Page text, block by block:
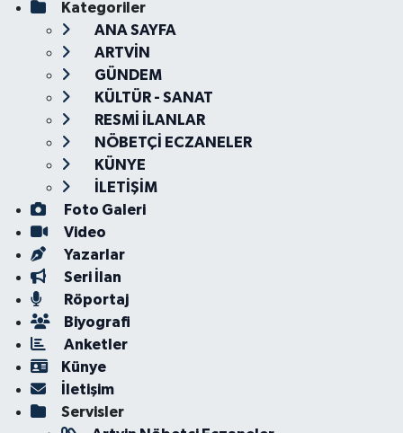
Kategoriler
ANA SAYFA
ARTVİN
GÜNDEM
KÜLTÜR - SANAT
RESMİ İLANLAR
NÖBETÇİ ECZANELER
KÜNYE
İLETİŞİM
Foto Galeri
Video
Yazarlar
Seri İlan
Röportaj
Biyografi
Anketler
Künye
İletişim
Servisler